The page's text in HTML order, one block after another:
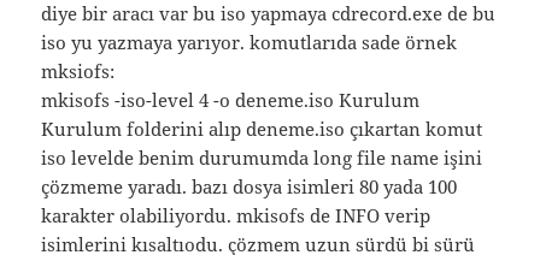
diye bir aracı var bu iso yapmaya cdrecord.exe de bu
iso yu yazmaya yarıyor. komutlarıda sade örnek
mksiofs:
mkisofs -iso-level 4 -o deneme.iso Kurulum
Kurulum folderini alıp deneme.iso çıkartan komut
iso levelde benim durumumda long file name işini
çözmeme yaradı. bazı dosya isimleri 80 yada 100
karakter olabiliyordu. mkisofs de INFO verip
isimlerini kısaltıodu. çözmem uzun sürdü bi sürü